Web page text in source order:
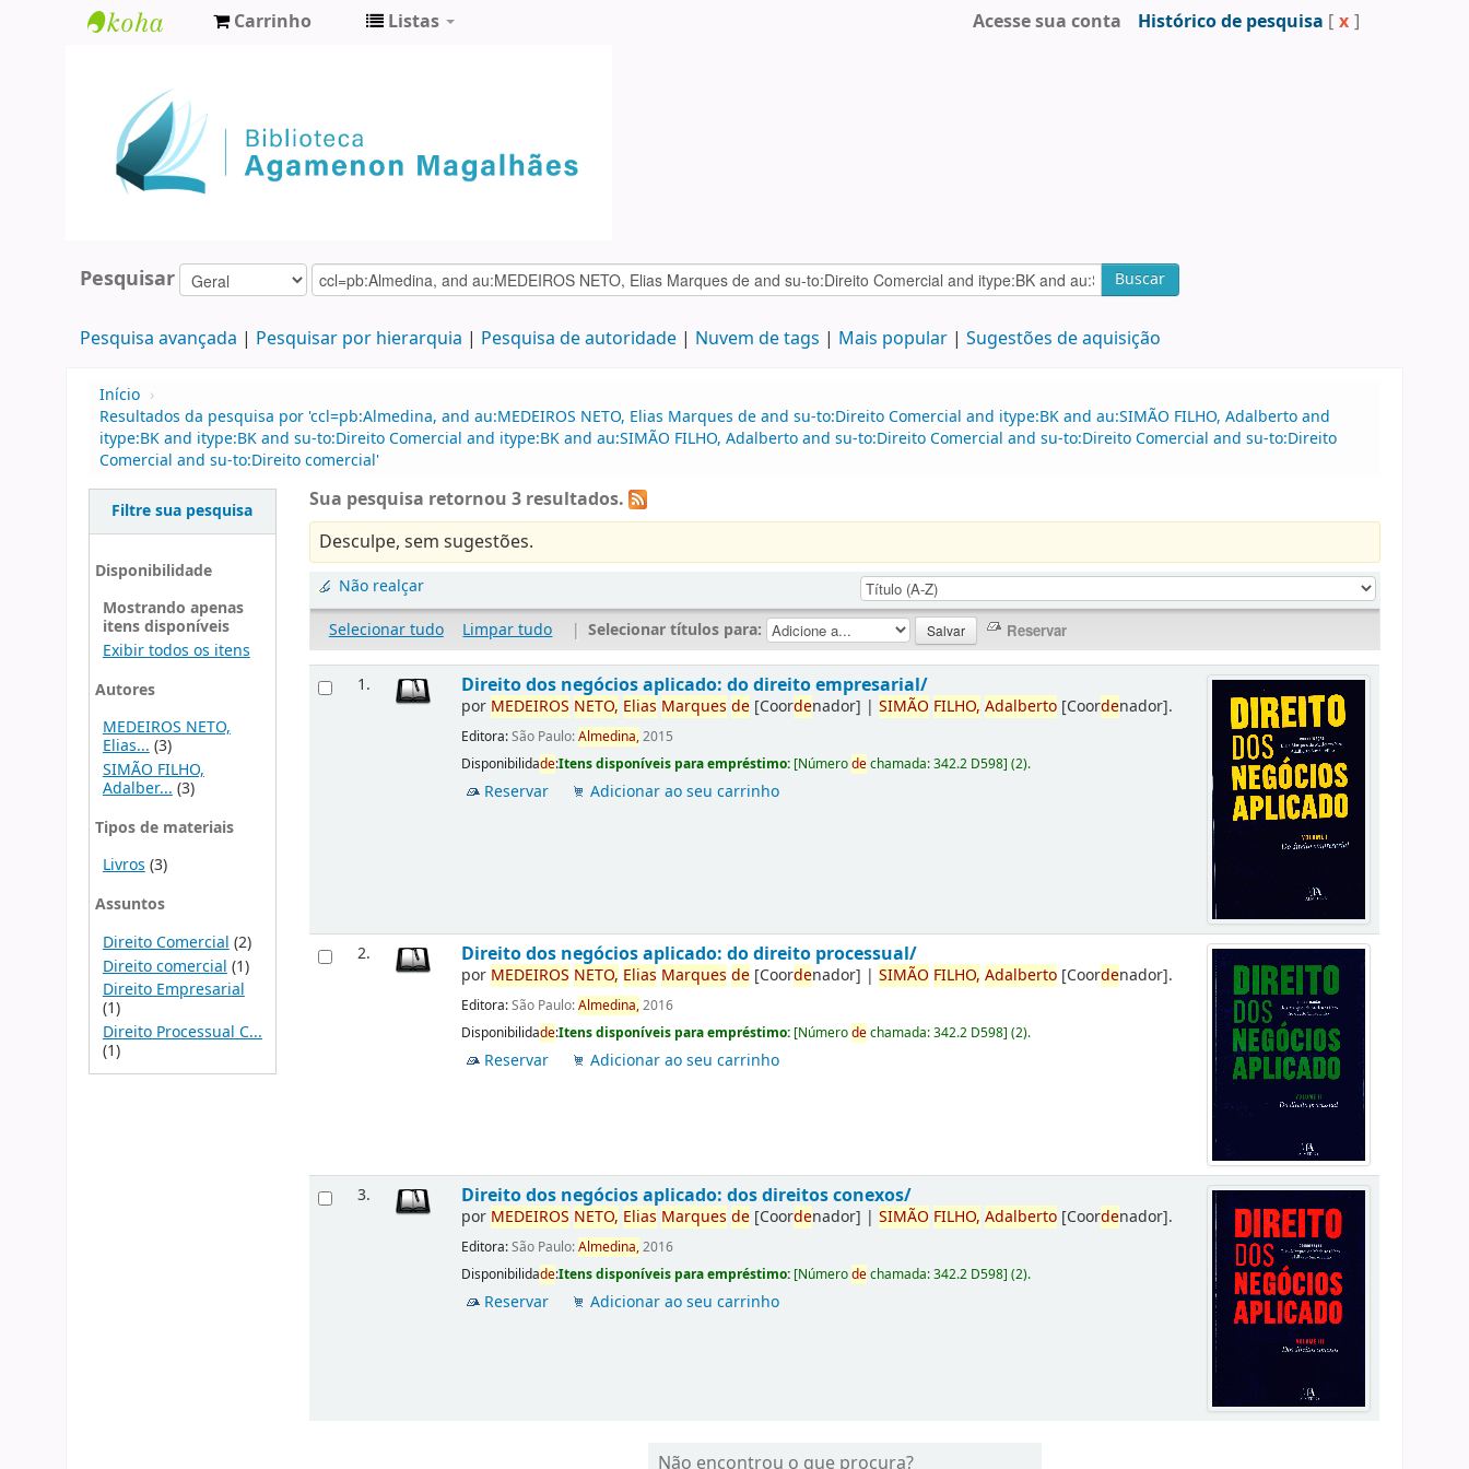
Agamenon
Magalhães
Carrinho Listas Acesse sua conta Histórico de pesquisa [ x ]
Pesquisar Buscar
Pesquisa avançada Pesquisar por hierarquia Pesquisa de autoridade Nuvem de tags Mais popular Sugestões de aquisição
Início ›
Resultados da pesquisa por 'ccl=pb:Almedina, and au:MEDEIROS NETO, Elias Marques de and su-to:Direito Comercial and itype:BK and au:SIMÃO FILHO, Adalberto and
itype:BK and itype:BK and su-to:Direito Comercial and itype:BK and au:SIMÃO FILHO, Adalberto and su-to:Direito Comercial and su-to:Direito Comercial and su-to:Direito
Comercial and su-to:Direito comercial'
Filtre sua pesquisa
Disponibilidade
Mostrando apenas
itens disponíveis
Exibir todos os itens
Autores
MEDEIROS NETO,
Elias...(3)
SIMÃO FILHO,
Adalber... (3)
Tipos de materiais
Livros(3)
Assuntos
Direito Comercial (2)
Direito comercial (1)
Direito Empresarial
(1)
Direito Processual C...
(1)
Sua pesquisa retornou 3 resultados.
Desculpe, sem sugestões.
Não realçar
Selecionar tudo
Limpar tudo | Selecionar títulos para:
1. Direito dos negócios aplicado: do direito empresarial/
por MEDEIROS NETO, Elias Marques de [Coordenador] |SIMÃO FILHO, Adalberto [Coordenador].
Editora:São Paulo:Almedina,2015
Disponibilidade:Itens disponíveis para empréstimo: [Númerodechamada:342.2 D598](2).
Reservar Adicionar ao seu carrinho
2. Direito dos negócios aplicado: do direito processual/
por MEDEIROS NETO, Elias Marques de [Coordenador] |SIMÃO FILHO, Adalberto [Coordenador].
Editora:São Paulo:Almedina,2016
Disponibilidade:Itens disponíveis para empréstimo: [Númerodechamada:342.2 D598](2).
Reservar Adicionar ao seu carrinho
3. Direito dos negócios aplicado: dos direitos conexos/
por MEDEIROS NETO, Elias Marques de [Coordenador] |SIMÃO FILHO, Adalberto [Coordenador].
Editora:São Paulo:Almedina,2016
Disponibilidade:Itens disponíveis para empréstimo: [Númerodechamada:342.2 D598](2).
Reservar Adicionar ao seu carrinho